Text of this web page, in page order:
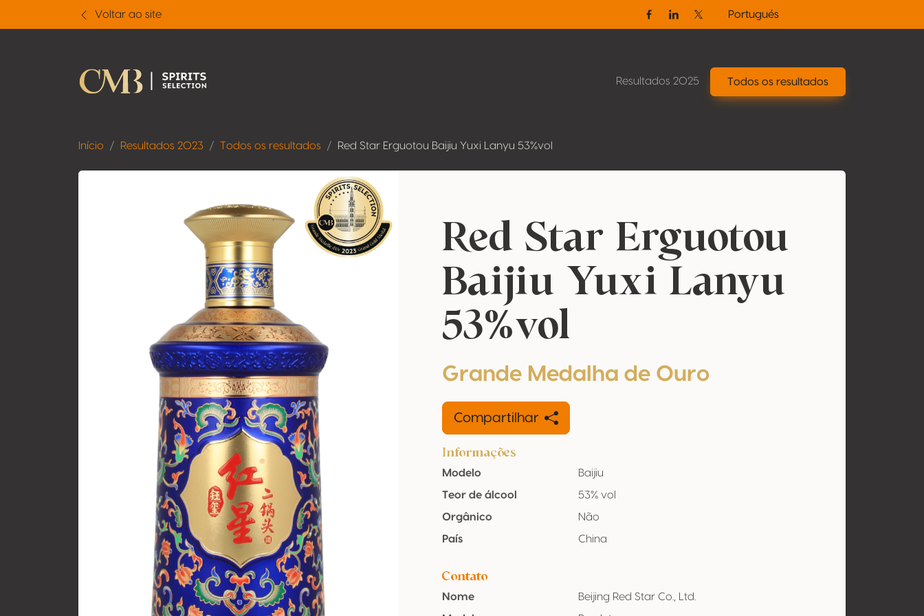
Voltar ao site
FacebookLinkedinTwitter / X
Portugués
Resultados 2025 Todos os resultados
Início Resultados 2023 Todos os resultados Red Star Erguotou Baijiu Yuxi Lanyu 53%vol
Red Star Erguotou
Baijiu Yuxi Lanyu
53%vol
Grande Medalha de Ouro
Compartilhar
Informações
Modelo
Baijiu
Teor de álcool
53% vol
Orgânico
Não
País
China
Contato
Nome
Beijing Red Star Co., Ltd.